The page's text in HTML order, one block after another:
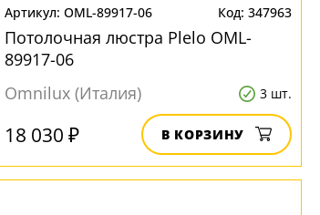
OML-89917-06 347963
Потолочная люстра Plelo OML-
89917-06
Omnilux (Италия)
3 шт.
18 030 ₽ В КОРЗИНУ